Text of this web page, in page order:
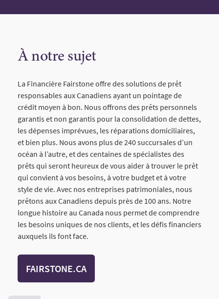
À notre sujet
La Financière Fairstone offre des solutions de prêt
responsables aux Canadiens ayant un pointage de
crédit moyen à bon. Nous offrons des prêts personnels
garantis et non garantis pour la consolidation de dettes,
les dépenses imprévues, les réparations domiciliaires,
et bien plus. Nous avons plus de 240 succursales d’un
océan à l’autre, et des centaines de spécialistes des
prêts qui seront heureux de vous aider à trouver le prêt
qui convient à vos besoins, à votre budget et à votre
style de vie. Avec nos entreprises patrimoniales, nous
prêtons aux Canadiens depuis près de 100 ans. Notre
longue histoire au Canada nous permet de comprendre
les besoins uniques de nos clients, et les défis financiers
auxquels ils font face.
FAIRSTONE.CA